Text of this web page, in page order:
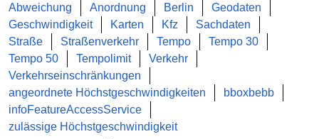
Abweichung
Anordnung Berlin
Geodaten
Geschwindigkeit
Karten Kfz
Sachdaten
Straße
Straßenverkehr Tempo
Tempo 30
Tempo 50
Tempolimit
Verkehr
Verkehrseinschränkungen
angeordnete Höchstgeschwindigkeiten
bboxbebb
infoFeatureAccessService
zulässige Höchstgeschwindigkeit